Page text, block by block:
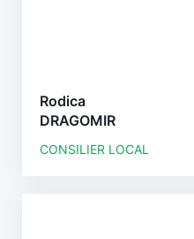
Rodica
DRAGOMIR
CONSILIER LOCAL